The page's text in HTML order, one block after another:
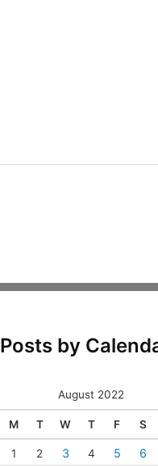
Posts by
August 2022
M T W T F S
1 2 3 4 5 6